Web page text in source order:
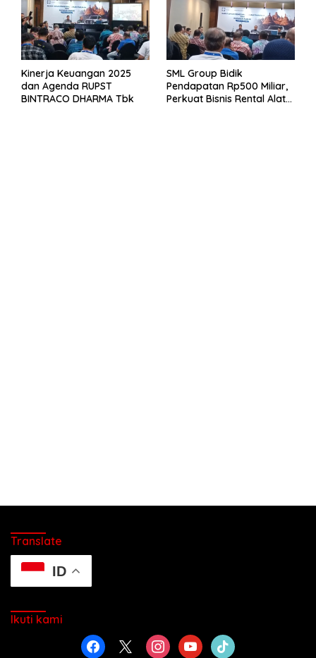
Kinerja Keuangan 2025
dan Agenda RUPST
BINTRACO DHARMA Tbk
SML Group Bidik
Pendapatan Rp500 Miliar,
Perkuat Bisnis Rental Alat
Translate
ID
Ikuti kami
facebook instagramyoutubetiktok